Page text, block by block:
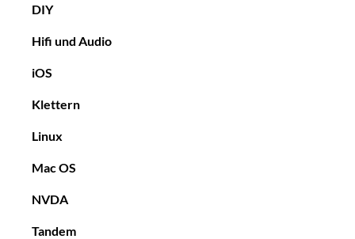
DIY
Hifi und Audio
iOS
Klettern
Linux
Mac OS
NVDA
Tandem